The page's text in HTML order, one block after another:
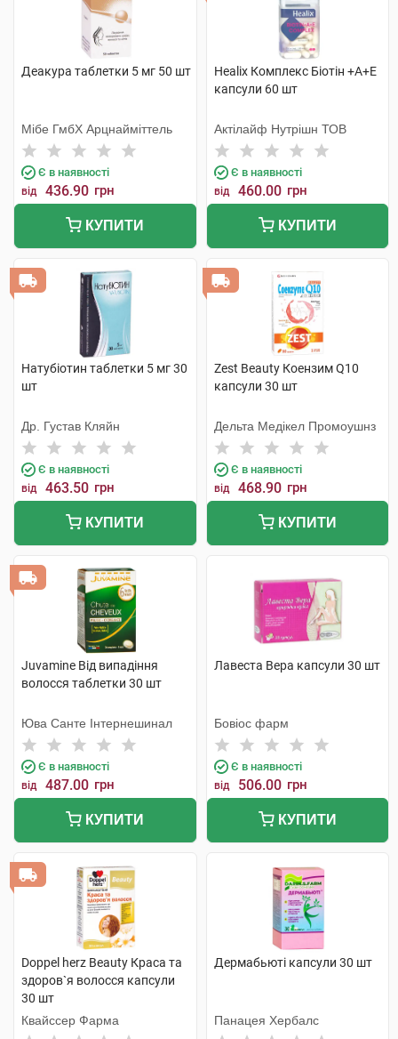
Деакура таблетки 5 мг 50 шт
Мібе ГмбХ Арцнайміттель
Є в наявності
від 436.90 грн
КУПИТИ
Healix Комплекс Біотін +А+Е
капсули 60 шт
Актілайф Нутрішн ТОВ
Є в наявності
від 460.00 грн
КУПИТИ
Натубіотин таблетки 5 мг 30
шт
Др. Густав Кляйн
Є в наявності
від 463.50 грн
КУПИТИ
Zest Beauty Коензим Q10
капсули 30 шт
Дельта Медікел Промоушнз
Є в наявності
від 468.90 грн
КУПИТИ
Juvamine Від випадіння
волосся таблетки 30 шт
Юва Санте Інтернешинал
Є в наявності
від 487.00 грн
КУПИТИ
Лавеста Вера капсули 30 шт
Бовіос фарм
Є в наявності
від 506.00 грн
КУПИТИ
Doppel herz Beauty Краса та
здоров`я волосся капсули
30 шт
Квайссер Фарма
Дермабьюті капсули 30 шт
Панацея Хербалс